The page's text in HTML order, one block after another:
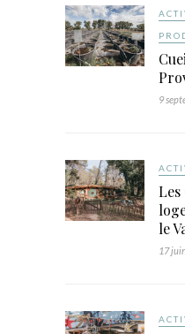
9
Les
le
17